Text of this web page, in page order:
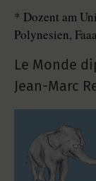
* Dozent am
Polynesien, Faaa
Le Monde
Jean-Marc